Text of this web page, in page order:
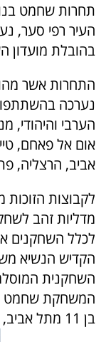
תחרות שחמט
בהובלת מועדון
התחרות אשר
הערבי והיהודי,
אום אל פאחם,
אביב, הרצליה,
לקבוצות הזוכות
מדליות זהב
לכלל השחקנים
הקדיש הנשיא
המשחקת שחמט
בן 11 מתל אביב, המשחק שבע שנים